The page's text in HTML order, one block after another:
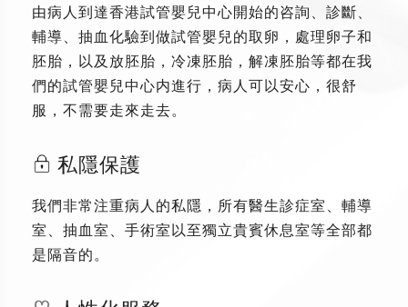
由病人到達香港試管嬰兒中心開始的咨詢、診斷、
輔導、抽血化驗到做試管嬰兒的取卵，處理卵子和
胚胎，以及放胚胎，冷凍胚胎，解凍胚胎等都在我
們的試管嬰兒中心内進行，病人可以安心，很舒
服，不需要走來走去。
私隱保護
我們非常注重病人的私隱，所有醫生診症室、輔導
室、抽血室、手術室以至獨立貴賓休息室等全部都
是隔音的。